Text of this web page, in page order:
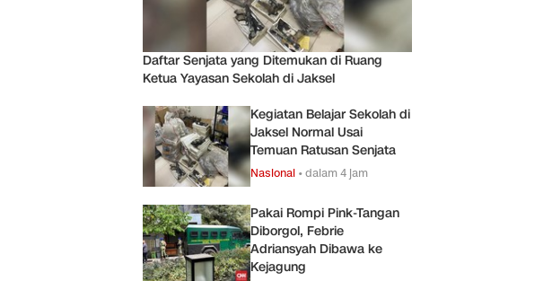
Daftar Senjata yang Ditemukan di Ruang
Ketua Yayasan Sekolah di Jaksel
Kegiatan Belajar Sekolah di
Jaksel Normal Usai
Temuan Ratusan Senjata
Nasional •dalam 4 jam
Pakai Rompi Pink-Tangan
Diborgol, Febrie
Adriansyah Dibawa ke
Kejagung